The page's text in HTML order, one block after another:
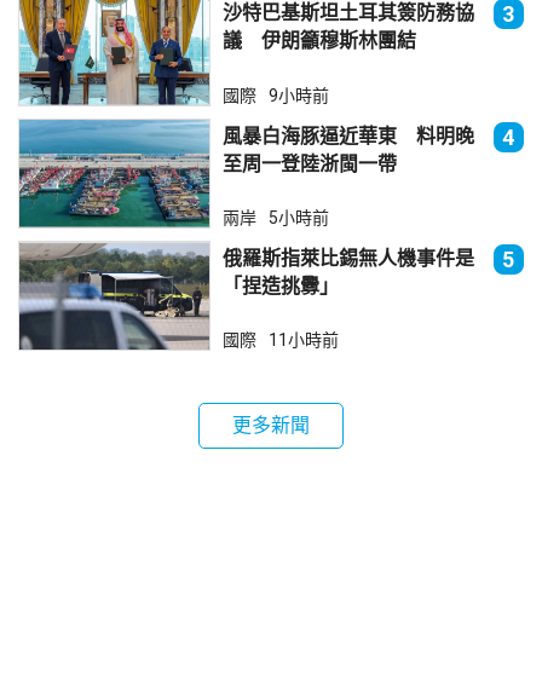
沙特巴基斯坦土耳其簽防務協
議 伊朗籲穆斯林團結
3
國際 9小時前
風暴白海豚逼近華東 料明晚
至周一登陸浙閩一帶
4
兩岸 5小時前
俄羅斯指萊比錫無人機事件是
「捏造挑釁」
5
國際 11小時前
更多新聞